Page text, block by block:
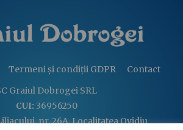
Termeni și condiții GDPR
Contact
Graiul Dobrogei SRL
CUI: 36956250
nr. 26A, Localitatea Ovidiu